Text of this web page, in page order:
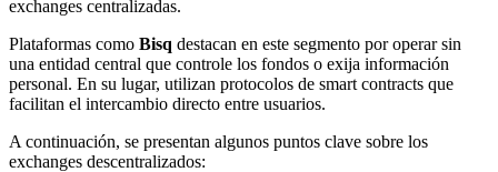
exchanges centralizadas.
Plataformas como Bisq destacan en este segmento por operar sin
una entidad central que controle los fondos o exija información
personal. En su lugar, utilizan protocolos de smart contracts que
facilitan el intercambio directo entre usuarios.
A continuación, se presentan algunos puntos clave sobre los
exchanges descentralizados: